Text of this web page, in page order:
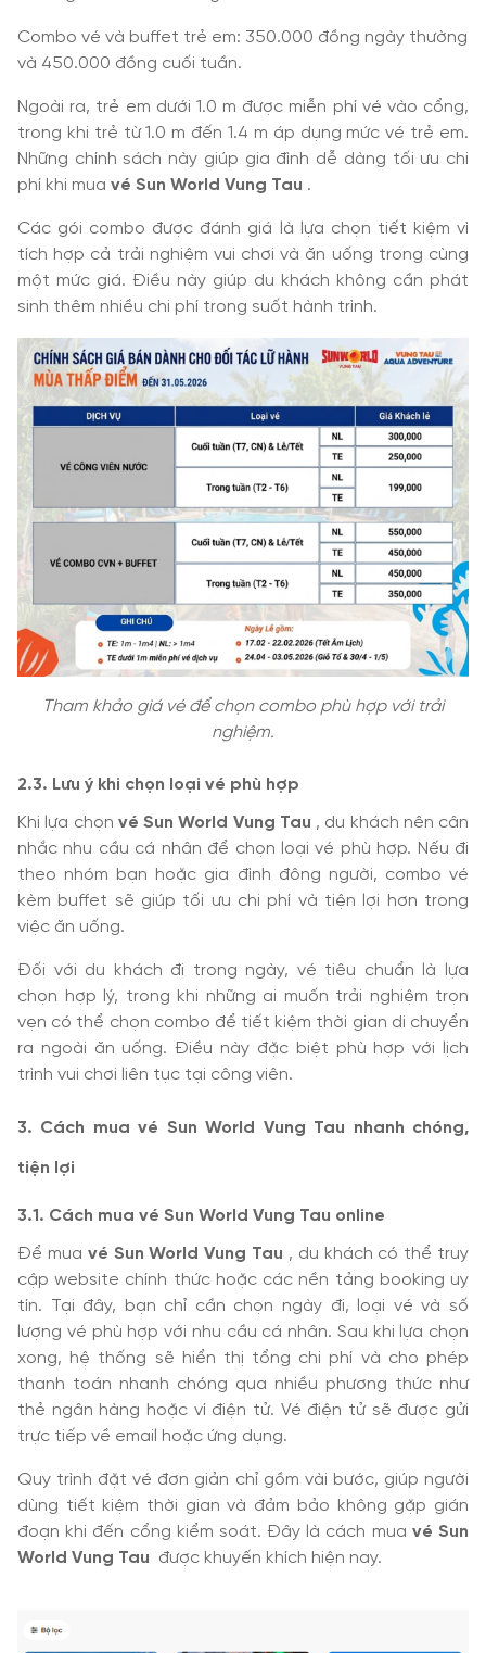
Combo vé và buffet trẻ em: 350.000 đồng ngày thường
và 450.000 đồng cuối tuần.
Ngoài ra, trẻ em dưới 1.0 m được miễn phí vé vào cổng,
trong khi trẻ từ 1.0 m đến 1.4 m áp dụng mức vé trẻ em.
Những chính sách này giúp gia đình dễ dàng tối ưu chi
phí khi mua vé Sun World Vung Tau .
Các gói combo được đánh giá là lựa chọn tiết kiệm vì
tích hợp cả trải nghiệm vui chơi và ăn uống trong cùng
một mức giá. Điều này giúp du khách không cần phát
sinh thêm nhiều chi phí trong suốt hành trình.
Tham khảo giá vé để chọn combo phù hợp với trải
nghiệm.
2.3. Lưu ý khi chọn loại vé phù hợp
Khi lựa chọn vé Sun World Vung Tau , du khách nên cân
nhắc nhu cầu cá nhân để chọn loại vé phù hợp. Nếu đi
theo nhóm bạn hoặc gia đình đông người, combo vé
kèm buffet sẽ giúp tối ưu chi phí và tiện lợi hơn trong
việc ăn uống.
Đối với du khách đi trong ngày, vé tiêu chuẩn là lựa
chọn hợp lý, trong khi những ai muốn trải nghiệm trọn
vẹn có thể chọn combo để tiết kiệm thời gian di chuyển
ra ngoài ăn uống. Điều này đặc biệt phù hợp với lịch
trình vui chơi liên tục tại công viên.
3. Cách mua vé Sun World Vung Tau nhanh chóng,
tiện lợi
3.1. Cách mua vé Sun World Vung Tau online
Để mua vé Sun World Vung Tau , du khách có thể truy
cập website chính thức hoặc các nền tảng booking uy
tín. Tại đây, bạn chỉ cần chọn ngày đi, loại vé và số
lượng vé phù hợp với nhu cầu cá nhân. Sau khi lựa chọn
xong, hệ thống sẽ hiển thị tổng chi phí và cho phép
thanh toán nhanh chóng qua nhiều phương thức như
thẻ ngân hàng hoặc ví điện tử. Vé điện tử sẽ được gửi
trực tiếp về email hoặc ứng dụng.
Quy trình đặt vé đơn giản chỉ gồm vài bước, giúp người
dùng tiết kiệm thời gian và đảm bảo không gặp gián
đoạn khi đến cổng kiểm soát. Đây là cách mua vé Sun
World Vung Tau được khuyến khích hiện nay.